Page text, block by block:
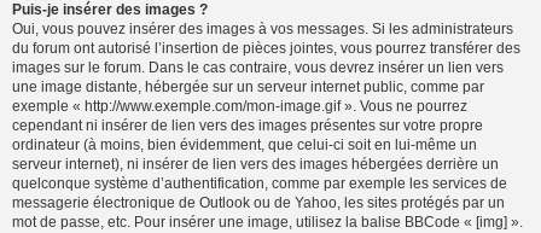
Puis-je insérer des images ?
Oui, vous pouvez insérer des images à vos messages. Si les administrateurs
du forum ont autorisé l’insertion de pièces jointes, vous pourrez transférer des
images sur le forum. Dans le cas contraire, vous devrez insérer un lien vers
une image distante, hébergée sur un serveur internet public, comme par
exemple « http://www.exemple.com/mon-image.gif ». Vous ne pourrez
cependant ni insérer de lien vers des images présentes sur votre propre
ordinateur (à moins, bien évidemment, que celui-ci soit en lui-même un
serveur internet), ni insérer de lien vers des images hébergées derrière un
quelconque système d’authentification, comme par exemple les services de
messagerie électronique de Outlook ou de Yahoo, les sites protégés par un
mot de passe, etc. Pour insérer une image, utilisez la balise BBCode « [img] ».